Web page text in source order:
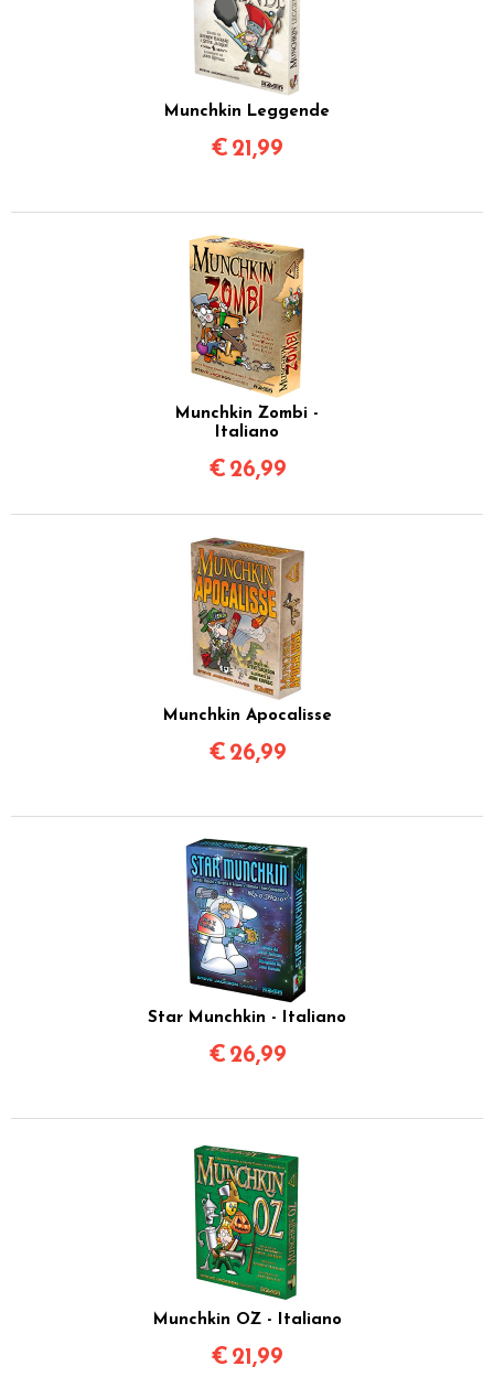
Munchkin Leggende
€ 21,99
Munchkin Zombi -
Italiano
€ 26,99
Munchkin Apocalisse
€ 26,99
Star Munchkin - Italiano
€ 26,99
Munchkin OZ - Italiano
€ 21,99